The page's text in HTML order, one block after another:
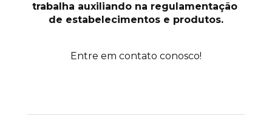
trabalha auxiliando na regulamentação
de estabelecimentos e produtos.
Entre em contato conosco!